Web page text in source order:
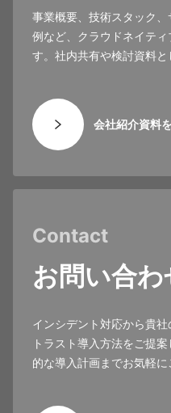
事業概要、技術スタック
例など、クラウドネイテ
す。社内共有や検討資料と
会社紹介資料
Contact
お問い合わ
インシデント対応から貴
トラスト導入方法をご提
的な導入計画までお気軽に